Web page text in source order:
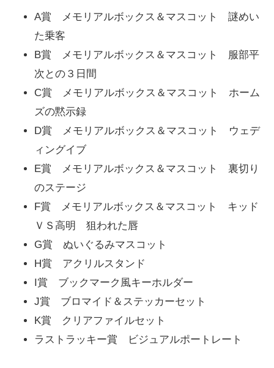
A賞 メモリアルボックス＆マスコット 謎めい
た乗客
B賞 メモリアルボックス＆マスコット 服部平
次との３日間
C賞 メモリアルボックス＆マスコット ホーム
ズの黙示録
D賞 メモリアルボックス＆マスコット ウェデ
ィングイブ
E賞 メモリアルボックス＆マスコット 裏切り
のステージ
F賞 メモリアルボックス＆マスコット キッド
ＶＳ高明 狙われた唇
G賞 ぬいぐるみマスコット
H賞 アクリルスタンド
I賞 ブックマーク風キーホルダー
J賞 ブロマイド＆ステッカーセット
K賞 クリアファイルセット
ラストラッキー賞 ビジュアルポートレート